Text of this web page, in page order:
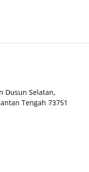
Dusun Selatan,
Tengah 73751